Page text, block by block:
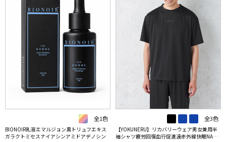
全1色
BIONOIR乳液エマルジョン黒トリュフエキス
ガラクトミセスナイアシンアミドアデノシン
全3色
【YOKUNERU】リカバリーウェア男女兼用半
袖シャツ疲労回復血行促進遠赤外線快眠NANO